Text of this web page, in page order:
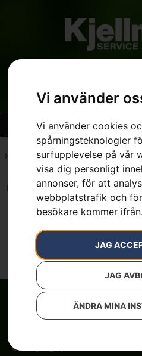
Vi använder
Vi använder cookies
spårningsteknologier
surfupplevelse på vår
visa dig personligt
annonser, för att
webbplatstrafik och
besökare kommer ifrån.
JAG
JAG
ÄNDRA MINA
Hem
Inga resultat.
Om röjsågar, automower och